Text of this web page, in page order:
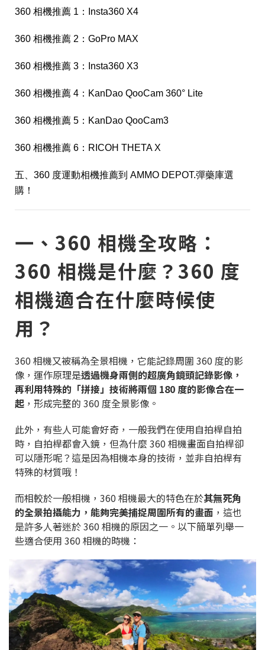
360 相機推薦 1：Insta360 X4
360 相機推薦 2：GoPro MAX
360 相機推薦 3：Insta360 X3
360 相機推薦 4：KanDao QooCam 360° Lite
360 相機推薦 5：KanDao QooCam3
360 相機推薦 6：RICOH THETA X
五、360 度運動相機推薦到 AMMO DEPOT.彈藥庫選
購！
一、360 相機全攻略：
360 相機是什麼？360 度
相機適合在什麼時候使
用？
360 相機又被稱為全景相機，它能記錄周圍 360 度的影
像，運作原理是透過機身兩側的超廣角鏡頭記錄影像，
再利用特殊的「拼接」技術將兩個 180 度的影像合在一
起 ，形成完整的 360 度全景影像。
此外，有些人可能會好奇，一般我們在使用自拍桿自拍
時，自拍桿都會入鏡，但為什麼 360 相機畫面自拍桿卻
可以隱形呢？這是因為相機本身的技術，並非自拍桿有
特殊的材質哦！
而相較於一般相機，360 相機最大的特色在於其無死角
的全景拍攝能力，能夠完美捕捉周圍所有的畫面 ，這也
是許多人著迷於 360 相機的原因之一。以下簡單列舉一
些適合使用 360 相機的時機：